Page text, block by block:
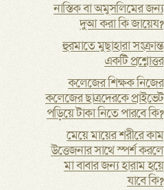
নাস্তিক বা অমুসলিমের জন্য
দুআ করা কি জায়েয?
হুরমাতে মুছাহারা সংক্রান্ত
একটি প্রশ্নোত্তর
কলেজের শিক্ষক নিজের
কলেজের ছাত্রদেরকে প্রাইভেট
পড়িয়ে টাকা নিতে পারবে কি?
মেয়ে মায়ের শরীরে কাম
উত্তেজনার সাথে স্পর্শ করলে
মা বাবার জন্য হারাম হয়ে
যাবে কি?